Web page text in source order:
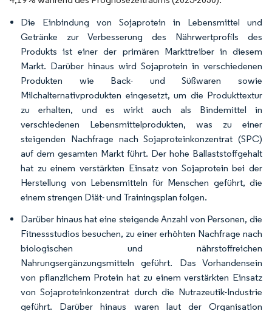
Die Einbindung von Sojaprotein in Lebensmittel und
Getränke zur Verbesserung des Nährwertprofils des
Produkts ist einer der primären Markttreiber in diesem
Markt. Darüber hinaus wird Sojaprotein in verschiedenen
Produkten wie Back- und Süßwaren sowie
Milchalternativprodukten eingesetzt, um die Produkttextur
zu erhalten, und es wirkt auch als Bindemittel in
verschiedenen Lebensmittelprodukten, was zu einer
steigenden Nachfrage nach Sojaproteinkonzentrat (SPC)
auf dem gesamten Markt führt. Der hohe Ballaststoffgehalt
hat zu einem verstärkten Einsatz von Sojaprotein bei der
Herstellung von Lebensmitteln für Menschen geführt, die
einem strengen Diät- und Trainingsplan folgen.
Darüber hinaus hat eine steigende Anzahl von Personen, die
Fitnessstudios besuchen, zu einer erhöhten Nachfrage nach
biologischen und nährstoffreichen
Nahrungsergänzungsmitteln geführt. Das Vorhandensein
von pflanzlichem Protein hat zu einem verstärkten Einsatz
von Sojaproteinkonzentrat durch die Nutrazeutik-Industrie
geführt. Darüber hinaus waren laut der Organisation